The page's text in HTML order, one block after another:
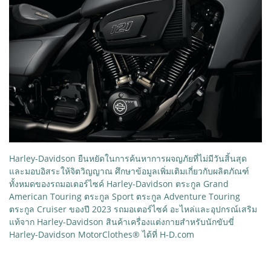
Harley-Davidson ยืนหยัดในการค้นหาการผจญภัยที่ไม่มีวันสิ้นสุด
และมอบอิสระให้จิตวิญญาณ ศึกษาข้อมูลเพิ่มเติมเกี่ยวกับผลิตภัณฑ์
ทั้งหมดของรถมอเตอร์ไซค์ Harley-Davidson ตระกูล Grand
American Touring ตระกูล Sport ตระกูล Adventure Touring
ตระกูล Cruiser ของปี 2023 รถมอเตอร์ไซค์ อะไหล่และอุปกรณ์เสริม
แท้จาก Harley-Davidson สินค้าเครื่องแต่งกายสำหรับนักขับขี่
Harley-Davidson MotorClothes® ได้ที่ H-D.com